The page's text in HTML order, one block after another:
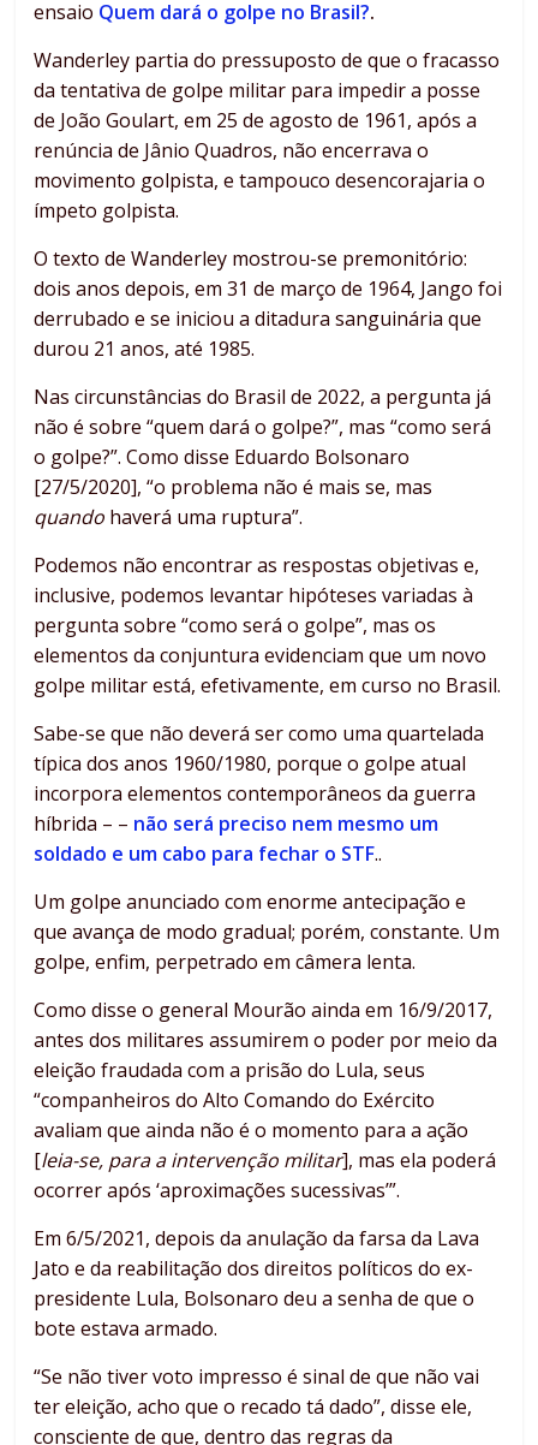
ensaio Quem dará o golpe no Brasil?.
Wanderley partia do pressuposto de que o fracasso
da tentativa de golpe militar para impedir a posse
de João Goulart, em 25 de agosto de 1961, após a
renúncia de Jânio Quadros, não encerrava o
movimento golpista, e tampouco desencorajaria o
ímpeto golpista.
O texto de Wanderley mostrou-se premonitório:
dois anos depois, em 31 de março de 1964, Jango foi
derrubado e se iniciou a ditadura sanguinária que
durou 21 anos, até 1985.
Nas circunstâncias do Brasil de 2022, a pergunta já
não é sobre “quem dará o golpe?”, mas “como será
o golpe?”. Como disse Eduardo Bolsonaro
[27/5/2020], “o problema não é mais se, mas
quando haverá uma ruptura”.
Podemos não encontrar as respostas objetivas e,
inclusive, podemos levantar hipóteses variadas à
pergunta sobre “como será o golpe”, mas os
elementos da conjuntura evidenciam que um novo
golpe militar está, efetivamente, em curso no Brasil.
Sabe-se que não deverá ser como uma quartelada
típica dos anos 1960/1980, porque o golpe atual
incorpora elementos contemporâneos da guerra
híbrida – – não será preciso nem mesmo um
soldado e um cabo para fechar o STF..
Um golpe anunciado com enorme antecipação e
que avança de modo gradual; porém, constante. Um
golpe, enfim, perpetrado em câmera lenta.
Como disse o general Mourão ainda em 16/9/2017,
antes dos militares assumirem o poder por meio da
eleição fraudada com a prisão do Lula, seus
“companheiros do Alto Comando do Exército
avaliam que ainda não é o momento para a ação
[leia-se, para a intervenção militar], mas ela poderá
ocorrer após ‘aproximações sucessivas’”.
Em 6/5/2021, depois da anulação da farsa da Lava
Jato e da reabilitação dos direitos políticos do ex-
presidente Lula, Bolsonaro deu a senha de que o
bote estava armado.
“Se não tiver voto impresso é sinal de que não vai
ter eleição, acho que o recado tá dado”, disse ele,
consciente de que, dentro das regras da